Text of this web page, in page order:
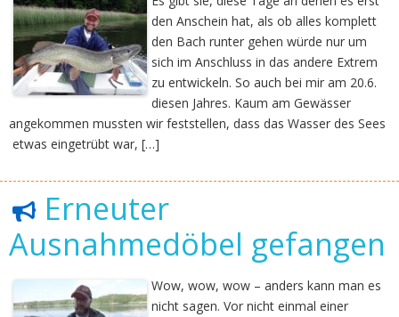
den Anschein hat, als ob alles komplett
den Bach runter gehen würde nur um
sich im Anschluss in das andere Extrem
zu entwickeln. So auch bei mir am 20.6.
diesen Jahres. Kaum am Gewässer
angekommen mussten wir feststellen, dass das Wasser des Sees
etwas eingetrübt war, […]
Erneuter
Ausnahmedöbel gefangen
Wow, wow, wow – anders kann man es
nicht sagen. Vor nicht einmal einer